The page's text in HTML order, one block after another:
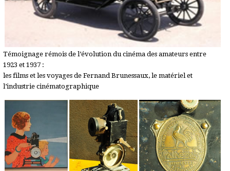
Témoignage rémois de l’évolution du cinéma des amateurs entre
1923 et 1937 :
les films et les voyages de Fernand Brunessaux, le matériel et
l’industrie cinématographique